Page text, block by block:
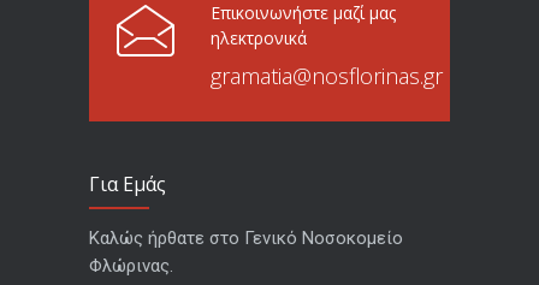
Επικοινωνήστε μαζί μας
ηλεκτρονικά
gramatia@nosflorinas.gr
Για Εμάς
Καλώς ήρθατε στο Γενικό Νοσοκομείο
Φλώρινας.